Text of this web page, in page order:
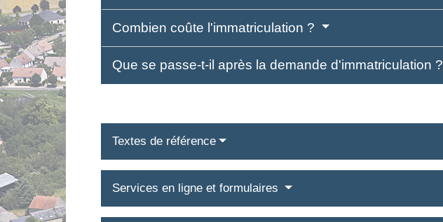
Combien coûte l'immatriculation ?
Que se passe-t-il après la demande d'immatriculation ?
Textes de référence
Services en ligne et formulaires